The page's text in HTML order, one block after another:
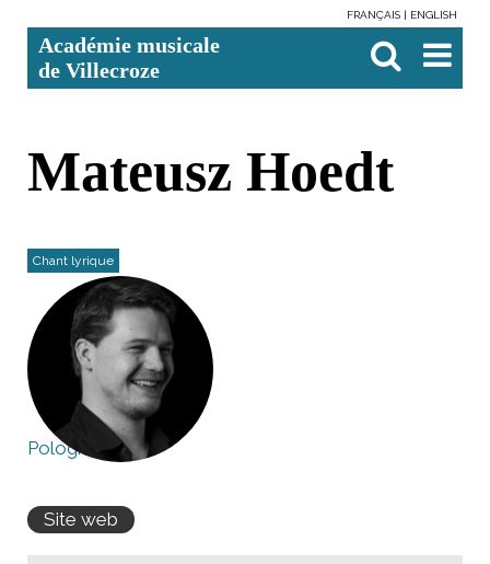
contenu.
Aller
à
personnels
FRANÇAIS ENGLISH
Académie musicale
de Villecroze

avancée…
Mateusz Hoedt
Chant lyrique
Pologne
Site web